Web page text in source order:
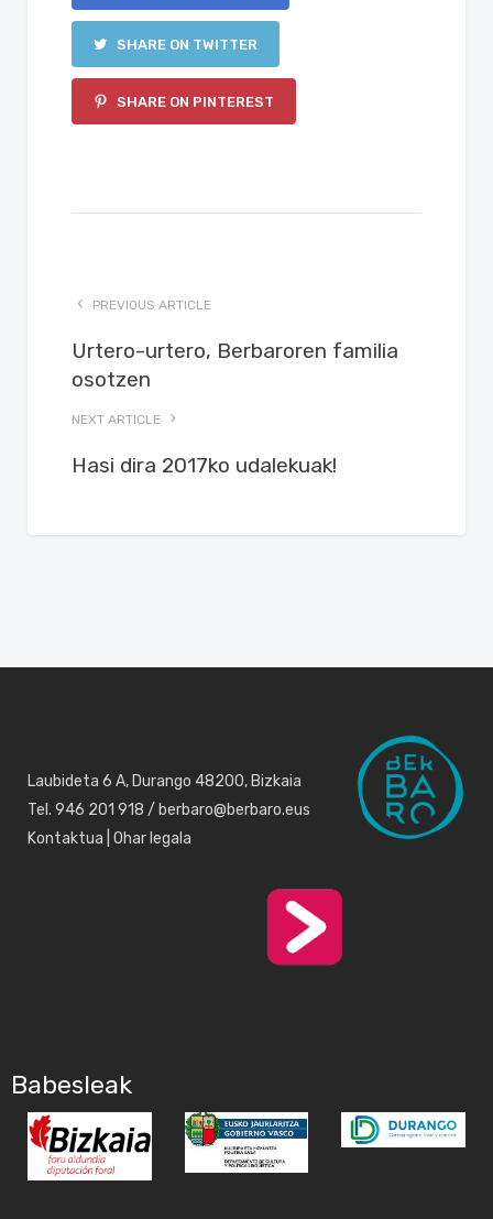
SHARE ON TWITTER
SHARE ON PINTEREST
PREVIOUS ARTICLE
Urtero-urtero, Berbaroren familia
osotzen
NEXT ARTICLE
Hasi dira 2017ko udalekuak!
Laubideta 6 A, Durango 48200, Bizkaia
Tel. 946 201 918 / berbaro@berbaro.eus
Kontaktua Ohar legala
Babesleak